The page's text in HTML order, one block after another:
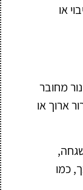
או
מחובר
ארוך או
כמו